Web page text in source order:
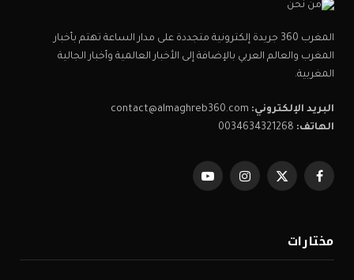
المغرب 360 جريدة إلكترونية متجددة على مدار الساعة تهتم بأخبار
المغرب والعالم العربي بالإضافة إلى الأخبار العالمية وأخبار الجالية
المغربية.
البريد الإلكتروني:
الهاتف:
فيسبوكX
الانستغراميوتيوب
مختارات